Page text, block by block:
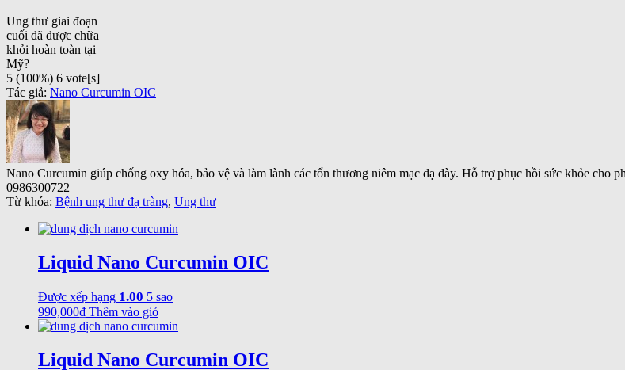
Ung thư giai đoạn
cuối đã được chữa
khỏi hoàn toàn tại
Mỹ?
5 (100%) 6 vote[s]
Tác giả: Nano Curcumin OIC
Nano Curcumin giúp chống oxy hóa, bảo vệ và làm lành các tổn thương niêm mạc dạ dày. Hỗ trợ phục hồi sức khỏe cho
0986300722
Từ khóa: Bệnh ung thư đạ tràng, Ung thư
Liquid Nano Curcumin OIC
Được xếp hạng 1.00 5 sao
990,000₫ Thêm vào giỏ
Liquid Nano Curcumin OIC